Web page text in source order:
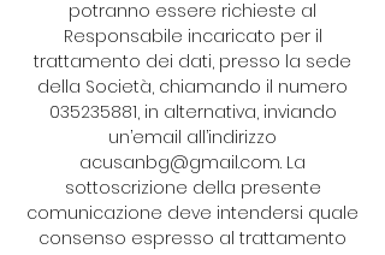
potranno essere richieste al
Responsabile incaricato per il
trattamento dei dati, presso la sede
della Società, chiamando il numero
035235881, in alternativa, inviando
un’email all’indirizzo
acusanbg@gmail.com. La
sottoscrizione della presente
comunicazione deve intendersi quale
consenso espresso al trattamento